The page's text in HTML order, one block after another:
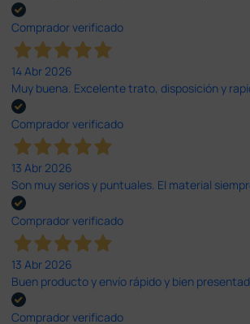
Comprador verificado
14 Abr 2026
Muy buena. Excelente trato, disposición y
Comprador verificado
13 Abr 2026
Son muy serios y puntuales. El material
Comprador verificado
13 Abr 2026
Buen producto y envío rápido y bien
Comprador verificado